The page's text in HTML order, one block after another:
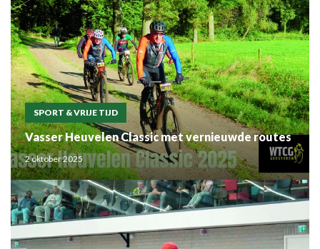
SPORT & VRIJE TIJD
Vasser Heuvelen Classic met vernieuwde routes
2 oktober 2025